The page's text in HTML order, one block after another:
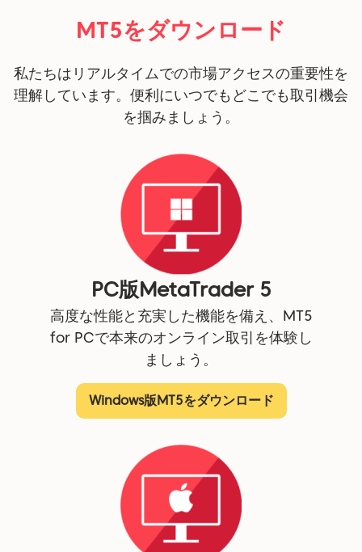
MT5をダウンロード
私たちはリアルタイムでの市場アクセスの重要性を
理解しています。便利にいつでもどこでも取引機会
を掴みましょう。
PC版MetaTrader 5
高度な性能と充実した機能を備え、MT5
for PCで本来のオンライン取引を体験し
ましょう。
Windows版MT5をダウンロード